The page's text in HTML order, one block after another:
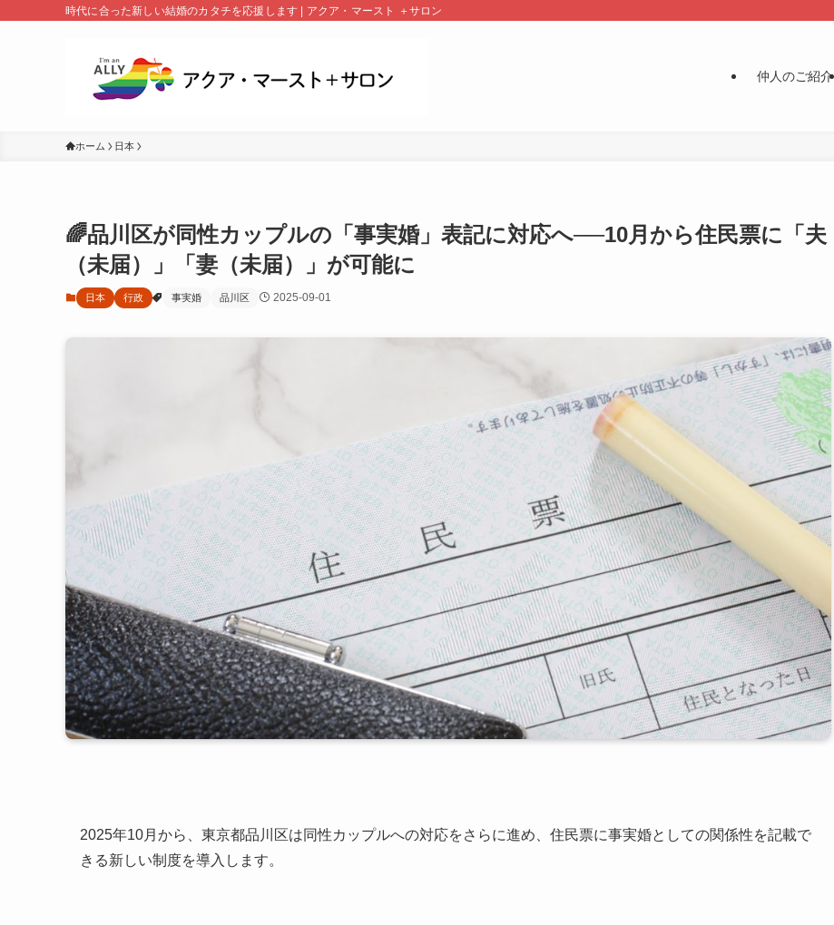
時代に合った新しい結婚のカタチを応援します | アクア・マースト ＋サロン
仲人のご紹介
ホーム 日本
🌈品川区が同性カップルの「事実婚」表記に対応へ──10月から住民票に「夫
（未届）」「妻（未届）」が可能に
日本 行政 事実婚 品川区 2025-09-01
2025年10月から、東京都品川区は同性カップルへの対応をさらに進め、住民票に事実婚としての関係性を記載で
きる新しい制度を導入します。